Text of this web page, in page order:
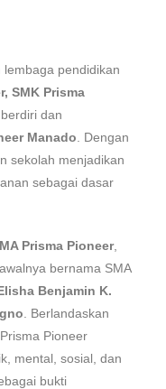
lembaga pendidikan
SMK Prisma
dan
Manado . Dengan
sekolah menjadikan
sebagai dasar
Prisma Pioneer,
bernama SMA
Benjamin K.
. Berlandaskan
Prisma Pioneer
mental, sosial, dan
bukti